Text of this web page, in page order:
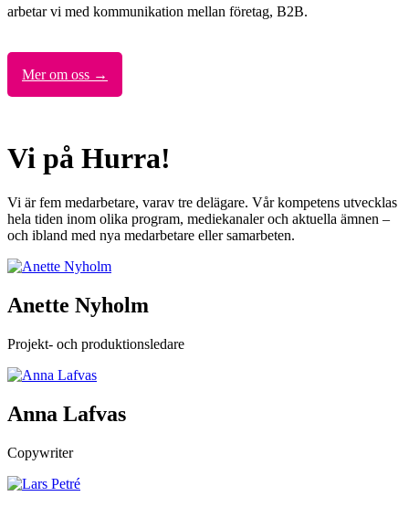
arbetar vi med kommunikation mellan företag, B2B.
Mer om oss →
Vi på Hurra!
Vi är fem medarbetare, varav tre delägare. Vår kompetens utvecklas
hela tiden inom olika program, mediekanaler och aktuella ämnen –
och ibland med nya medarbetare eller samarbeten.
Anette Nyholm
Projekt- och produktionsledare
Anna Lafvas
Copywriter